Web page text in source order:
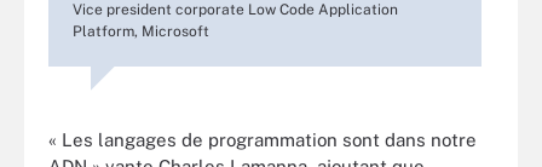
Vice president corporate Low Code Application
Platform, Microsoft
« Les langages de programmation sont dans notre